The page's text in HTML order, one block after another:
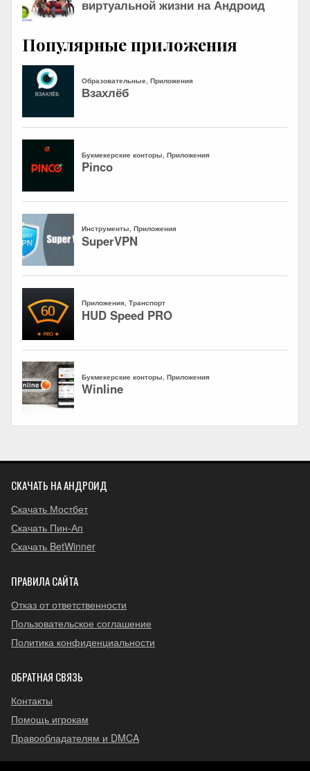
Популярные приложения
СКАЧАТЬ НА АНДРОИД
Скачать Мостбет
Скачать Пин-Ап
Скачать BetWinner
ПРАВИЛА САЙТА
Отказ от ответственности
Пользовательское соглашение
Политика конфиденциальности
ОБРАТНАЯ СВЯЗЬ
Контакты
Помощь игрокам
Правообладателям и DMCA